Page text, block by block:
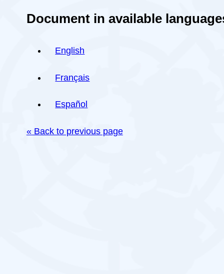
Document in available
English
Français
Español
« Back to previous page